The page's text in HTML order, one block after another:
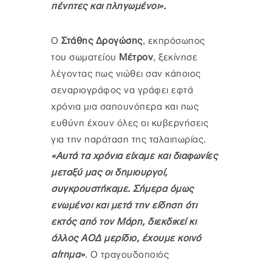
πένητες και πληγωμένοι».
Ο Στάθης Δρογώσης, εκπρόσωπος
του σωματείου Μέτρον, ξεκίνησε
λέγοντας πως νιώθει σαν κάποιος
σεναριογράφος να γράφει εφτά
χρόνια μια σαπουνόπερα και πως
ευθύνη έχουν όλες οι κυβερνήσεις
για την παράταση της ταλαιπωρίας.
«Αυτά τα χρόνια είχαμε και διαφωνίες
μεταξύ μας οι δημιουργοί,
συγκρουστήκαμε. Σήμερα όμως
ενωμένοι και μετά την είδηση ότι
εκτός από τον Μάρη, διεκδικεί κι
άλλος ΑΟΔ μερίδιο, έχουμε κοινό
αίτημα». Ο τραγουδοποιός